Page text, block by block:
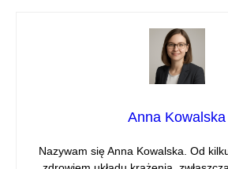
Anna Kowalska
Nazywam się Anna Kowalska. Od